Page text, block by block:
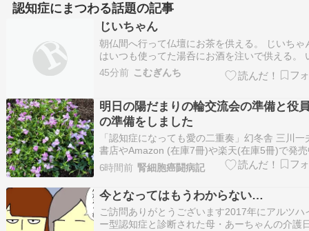
認知症にまつわる話題の記事
じいちゃん
朝仏間へ行って仏壇にお茶を供える。 じいちゃ
はいつも使ってた湯呑にお酒を注いで供える。
ぱい飲んでな。って思いながら供える。 思えば
色々我慢させちゃったなって思う。 可哀想だな
プかかっちゃったから✖ 悩んだ末ノンア…
45分前 こむぎんち
明日の陽だまりの輪交流会の準備と役
の準備をしました
「認知症になっても愛の二重奏」幻冬舎 三川一
書店やAmazon (在庫7冊)や楽天(在庫5冊)で発
ひご覧ください みかわの森ブログ は項目ごと
れます朝の散歩に行きました整形外科に行きま
チェロ基礎練習を30分とソナタとピアノトリオ
習をしました明日の陽だま…
6時間前 腎細胞癌闘病記
今となってはもうわからない…
ご訪問ありがとうございます2017年にアルツハ
ー型認知症と診断された母・あーちゃんの介護